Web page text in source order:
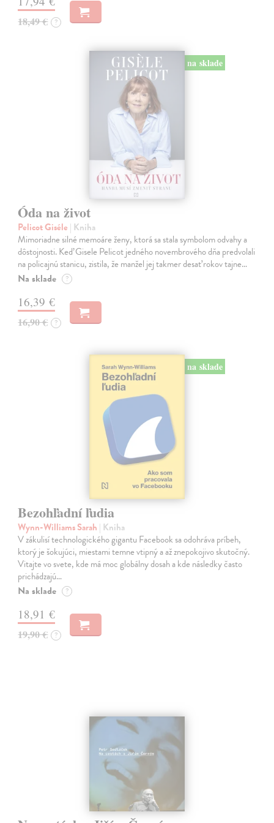
18,49 € ?
na sklade
Óda na život
Pelicot Giséle | Kniha
Mimoriadne silné memoáre ženy, ktorá sa stala symbolom odvahy a
dôstojnosti. Keď Gisele Pelicot jedného novembrového dňa predvolali
na policajnú stanicu, zistila, že manžel jej takmer desať rokov tajne…
Na sklade ?
16,39 €
16,90 € ?
na sklade
Bezohľadní ľudia
Wynn-Williams Sarah | Kniha
V zákulisí technologického gigantu Facebook sa odohráva príbeh,
ktorý je šokujúci, miestami temne vtipný a až znepokojivo skutočný.
Vitajte vo svete, kde má moc globálny dosah a kde následky často
prichádzajú…
Na sklade ?
18,91 €
19,90 € ?